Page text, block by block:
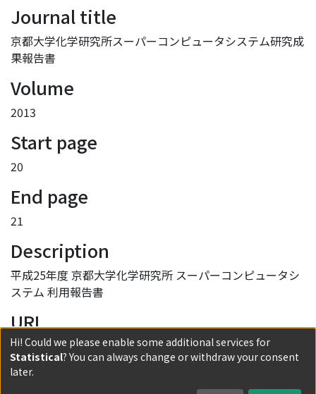
Journal title
京都大学化学研究所スーパーコンピュータシステム研究成
果報告書
Volume
2013
Start page
20
End page
21
Description
平成25年度 京都大学化学研究所 スーパーコンピュータシ
ステム 利用報告書
URI
http://hdl.handle.net/2433/186407
Collections
Hi! Could we please enable some additional services for
Statistical? You can always change or withdraw your consent
later.